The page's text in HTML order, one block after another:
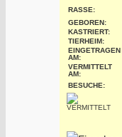
RASSE:
GEBOREN:
KASTRIERT:
TIERHEIM:
EINGETRAGEN
AM:
VERMITTELT
AM:
BESUCHE: